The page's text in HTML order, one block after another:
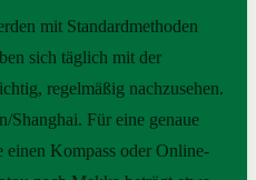
mit Standardmethoden
sich täglich mit der
regelmäßig nachzusehen.
Shanghai. Für eine genaue
Kompass oder Online-